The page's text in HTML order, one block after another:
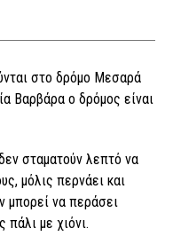
στο δρόμο Μεσαρά
Βαρβάρα ο δρόμος είναι
σταματούν λεπτό να
μόλις περνάει και
μπορεί να περάσει
πάλι με χιόνι.